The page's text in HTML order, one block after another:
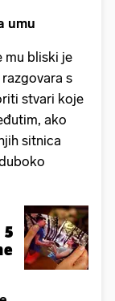
umu
mu bliski je
s
stvari koje
ako
sitnica
5